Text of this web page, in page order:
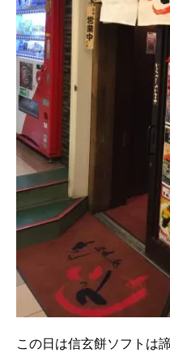
この日は信玄餅ソフトは